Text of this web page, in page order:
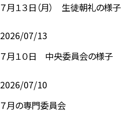
７月１３日（月） 生徒朝礼の様子
2026/07/13
７月１０日 中央委員会の様子
2026/07/10
７月の専門委員会